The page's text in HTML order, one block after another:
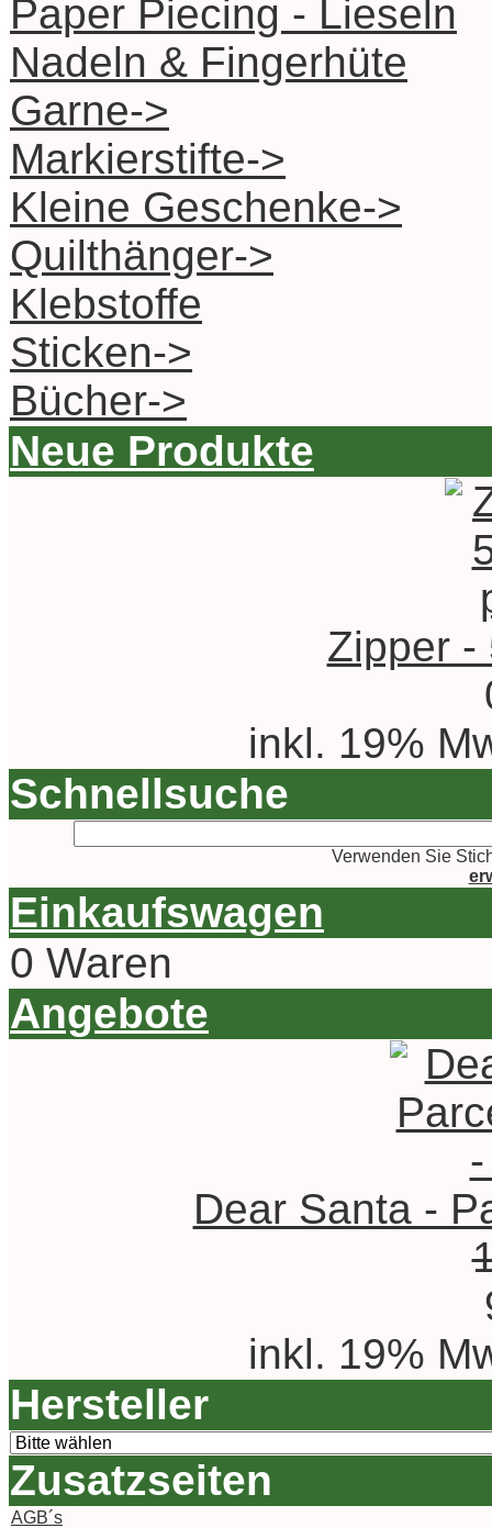
Paper Piecing - Lieseln
Nadeln & Fingerhüte
Garne->
Markierstifte->
Kleine Geschenke->
Quilthänger->
Klebstoffe
Sticken->
Bücher->
Neue Produkte
Zipper -
inkl. 19%
Schnellsuche
Verwenden Sie
Einkaufswagen
0 Waren
Angebote
Dear Santa -
inkl. 19%
Hersteller
Zusatzseiten
AGB´s